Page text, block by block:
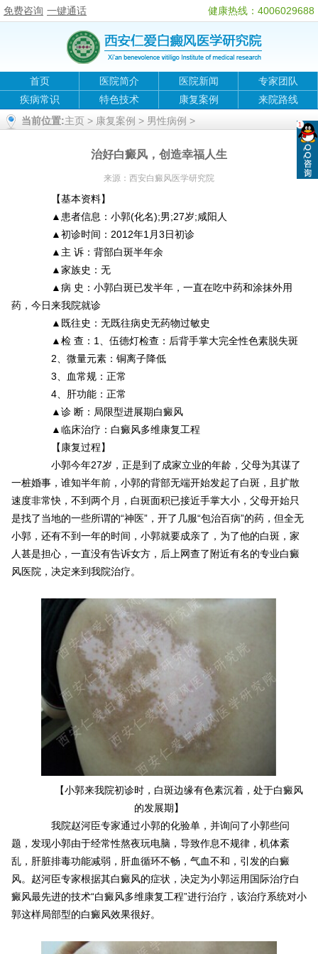
免费咨询 一键通话 健康热线：4006029688
首页 医院简介 医院新闻
专家团队
疾病常识
特色技术 康复案例
来院路线
当前位置:主页 > 康复案例 > 男性病例 >
治好白癜风，创造幸福人生
来源： 西安白癜风医学研究院
【基本资料】
▲患者信息：小郭(化名);男;27岁;咸阳人
▲初诊时间：2012年1月3日初诊
▲主 诉：背部白斑半年余
▲家族史：无
▲病 史：小郭白斑已发半年，一直在吃中药和涂抹外用
药，今日来我院就诊
▲既往史：无既往病史无药物过敏史
▲检 查：1、伍德灯检查：后背手掌大完全性色素脱失斑
2、微量元素：铜离子降低
3、血常规：正常
4、肝功能：正常
▲诊 断：局限型进展期白癜风
▲临床治疗：白癜风多维康复工程
【康复过程】
小郭今年27岁，正是到了成家立业的年龄，父母为其谋了
一桩婚事，谁知半年前，小郭的背部无端开始发起了白斑，且扩散
速度非常快，不到两个月，白斑面积已接近手掌大小，父母开始只
是找了当地的一些所谓的“神医”，开了几服“包治百病”的药，但全无
小郭，还有不到一年的时间，小郭就要成亲了，为了他的白斑，家
人甚是担心，一直没有告诉女方，后上网查了附近有名的专业白癜
风医院，决定来到我院治疗。
【小郭来我院初诊时，白斑边缘有色素沉着，处于白癜风
的发展期】
我院赵河臣专家通过小郭的化验单，并询问了小郭些问
题，发现小郭由于经常性熬夜玩电脑，导致作息不规律，机体紊
乱，肝脏排毒功能减弱，肝血循环不畅，气血不和，引发的白癜
风。赵河臣专家根据其白癜风的症状，决定为小郭运用国际治疗白
癜风最先进的技术“白癜风多维康复工程”进行治疗，该治疗系统对小
郭这样局部型的白癜风效果很好。